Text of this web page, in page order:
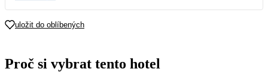
16 17
9 179 12 549 11 299 13 789
uložit do oblíbených
Proč si vybrat tento hotel